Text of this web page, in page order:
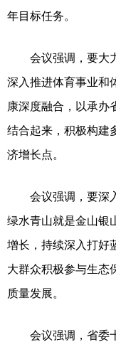
年目标任务。
会议强调，要大力
深入推进体育事业和
康深度融合，以承办
结合起来，积极构建
济增长点。
会议强调，要深入
绿水青山就是金山银
增长，持续深入打好
大群众积极参与生态
质量发展。
会议强调，省委十